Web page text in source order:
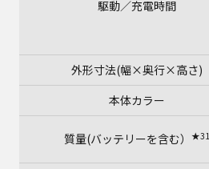
駆動／充電時間
外形寸法(幅×奥行×高さ)
本体カラー
質量(バッテリーを含む） ★31